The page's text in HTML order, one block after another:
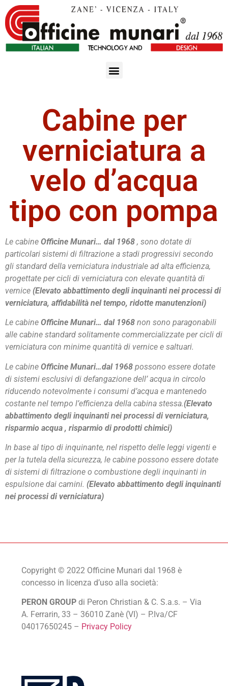
Cabine per
verniciatura a
velo d’acqua
tipo con pompa
Le cabine Officine Munari… dal 1968 , sono dotate di
particolari sistemi di filtrazione a stadi progressivi secondo
gli standard della verniciatura industriale ad alta efficienza,
progettate per cicli di verniciatura con elevate quantità di
vernice (Elevato abbattimento degli inquinanti nei processi di
verniciatura, affidabilità nel tempo, ridotte manutenzioni)
Le cabine Officine Munari… dal 1968 non sono paragonabili
alle cabine standard solitamente commercializzate per cicli di
verniciatura con minime quantità di vernice e saltuari.
Le cabine Officine Munari…dal 1968 possono essere dotate
di sistemi esclusivi di defangazione dell’ acqua in circolo
riducendo notevolmente i consumi d’acqua e mantenedo
costante nel tempo l’efficienza della cabina stessa.(Elevato
abbattimento degli inquinanti nei processi di verniciatura,
risparmio acqua , risparmio di prodotti chimici)
In base al tipo di inquinante, nel rispetto delle leggi vigenti e
per la tutela della sicurezza, le cabine possono essere dotate
di sistemi di filtrazione o combustione degli inquinanti in
espulsione dai camini. (Elevato abbattimento degli inquinanti
nei processi di verniciatura)
Copyright © 2022 Officine Munari dal 1968 è
concesso in licenza d’uso alla società:
PERON GROUP di Peron Christian & C. S.a.s. – Via
A. Ferrarin, 33 – 36010 Zanè (VI) – P.Iva/CF
04017650245 – Privacy Policy